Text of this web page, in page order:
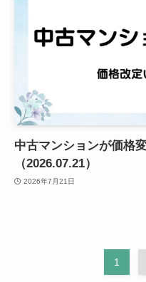
中古マンションが価格
（2026.07.21）
2026年7月21日
1